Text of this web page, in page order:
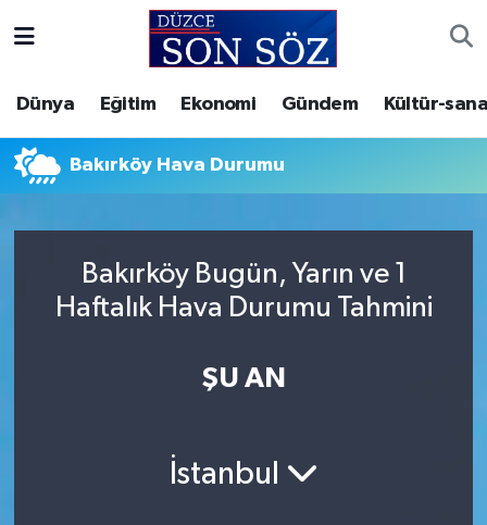
Dünya Eğitim Ekonomi Gündem Kültür-
Bakırköy Hava Durumu
Bakırköy Bugün, Yarın ve 1
Haftalık Hava Durumu Tahmini
ŞU AN
İstanbul
Gizlilik Sözleşmesi
İletişim
Video Galeri
Akçakoca Hava Durumu
Akçakoca Trafik Yoğunluk Haritası
Tüm Manşetler